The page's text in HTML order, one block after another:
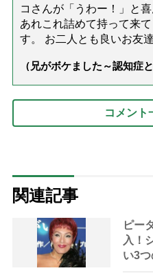
コさんが「うわー！」と
あれこれ詰めて持って来
す。 お二人とも良いお友達
（兄がボケました～認知症
達』が届きました」）
コメント
関連記事
ピー
入！
い3